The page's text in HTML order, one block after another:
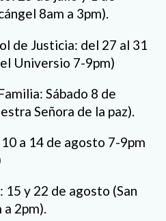
8am a 3pm).
de Justicia: del 27 al 31
Universio 7-9pm)
Sábado 8 de
Señora de la paz).
a 14 de agosto 7-9pm
y 22 de agosto (San
a 2pm).